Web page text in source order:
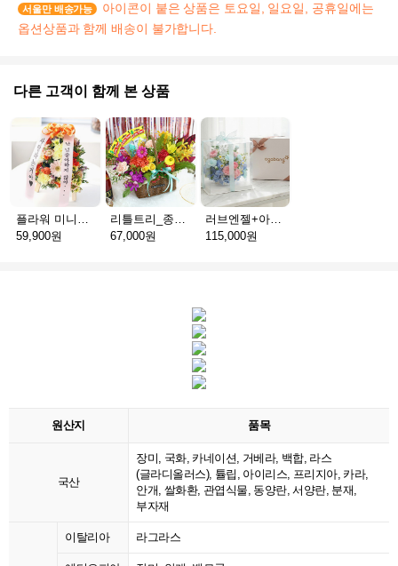
서울만 배송가능
아이콘이 붙은 상품은 토요일, 일요일, 공휴일에는
옵션상품과 함께 배송이 불가합니다.
다른 고객이 함께 본 상품
59,900원
67,000원
러브엔젤+아가방딸랑이(서울)
115,000원
원산지 품목
국산
장미, 국화, 카네이션, 거베라, 백합, 라스
(글라디올러스), 튤립, 아이리스, 프리지아, 카라,
안개, 쌀화환, 관엽식물, 동양란, 서양란, 분재,
부자재
이탈리아 라그라스